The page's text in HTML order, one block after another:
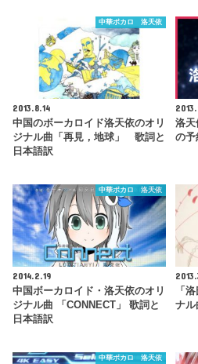
中華ボカロ 洛天依
2013.8.14
中国のボーカロイド洛天依のオリ
ジナル曲「再見，地球」 歌詞と
日本語訳
洛天
の予
中華ボカロ 洛天依
2014.2.19
中国ボーカロイド・洛天依のオリ
ジナル曲 「CONNECT」 歌詞と
日本語訳
「
ナ
中華ボカロ 洛天依